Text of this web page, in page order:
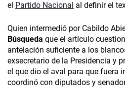
el Partido Nacional al definir el
Quien intermedió por Cabildo
Búsqueda que el artículo
antelación suficiente a los
exsecretario de la Presidencia y
el que dio el aval para que fuera
coordinó con diputados y